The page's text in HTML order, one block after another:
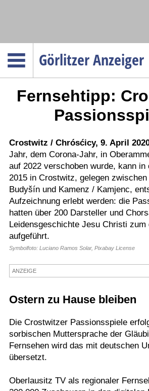
Görlitzer Anzeiger
Menüpunkte
Politik
Gesellschaft
Wirtschaft
Service
Verkehr
Gesundheit
Sport
Termine
Fernsehtipp:
Crostwitz / Chrósćicy, 9. April
Jahr, dem Corona-Jahr, in
auf 2022 verschoben wurde, kann in
2015 in Crostwitz, gelegen
Budyšín und Kamenz / Kamjenc,
Aufzeichnung erlebt werden: die
hatten über 200 Darsteller und
Leidensgeschichte Jesu Christi zum
aufgeführt.
Symbolfoto: Luciano Ramos Solar, Pixabay License
ANZEIGE
Ostern zu Hause bleiben
Die Crostwitzer Passionsspiele
sorbischen Muttersprache der
Fernsehen wird das mit deutschen
übersetzt.
Oberlausitz TV als regionaler